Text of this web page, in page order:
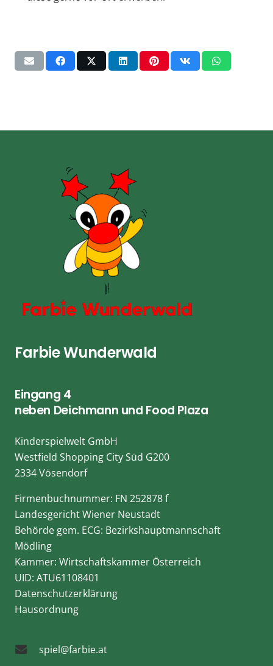
Farbie Wunderwald
Eingang 4
neben Deichmann und Food Plaza
Kinderspielwelt GmbH
Westfield Shopping City Süd G200
2334 Vösendorf
Firmenbuchnummer: FN 252878 f
Landesgericht Wiener Neustadt
Behörde gem. ECG: Bezirkshauptmannschaft
Mödling
Kammer: Wirtschaftskammer Österreich
UID: ATU61108401
Datenschutzerklärung
Hausordnung
spiel@farbie.at